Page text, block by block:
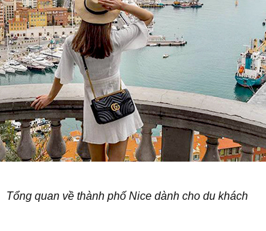
Tổng quan về thành phố Nice dành cho du khách